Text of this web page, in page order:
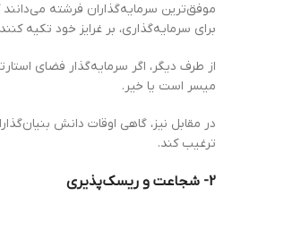
موفق‌ترین سرمایه‌گذاران فرشته
برای سرمایه‌گذاری، بر غرایز خود تکیه
از طرف دیگر، اگر سرمایه‌گذار فضای
میسر است یا خیر.
در مقابل نیز، گاهی اوقات دانش
ترغیب کند.
2- شجاعت و ریسک‌پذیری